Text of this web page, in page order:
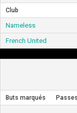
Club
Nameless
French United
Buts marqués